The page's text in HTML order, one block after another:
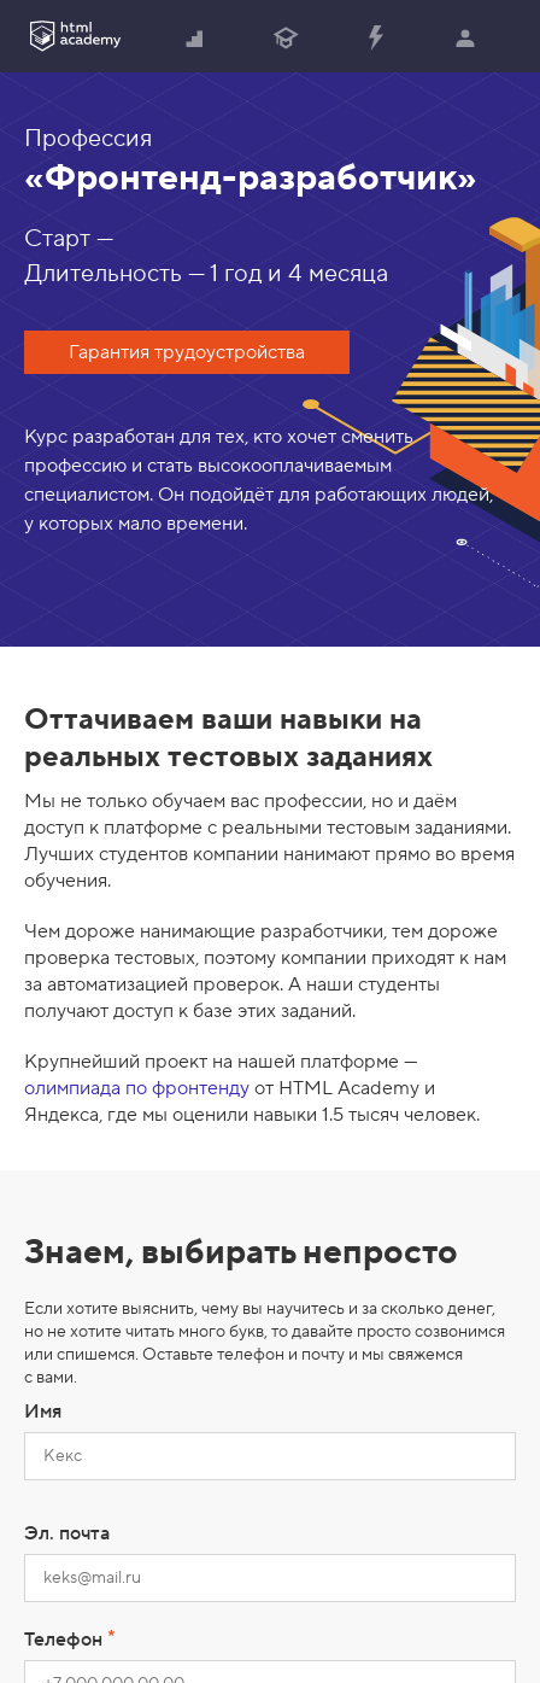
Профессия
«Фронтенд-разработчик»
Старт —
Длительность — 1 год и 4 месяца
Гарантия трудоустройства
Курс разработан для тех, кто хочет сменить
профессию и стать высокооплачиваемым
специалистом. Он подойдёт для работающих людей,
у которых мало времени.
Оттачиваем ваши навыки на
реальных тестовых заданиях
Мы не только обучаем вас профессии, но и даём
доступ к платформе с реальными тестовым заданиями.
Лучших студентов компании нанимают прямо во время
обучения.
Чем дороже нанимающие разработчики, тем дороже
проверка тестовых, поэтому компании приходят к нам
за автоматизацией проверок. А наши студенты
получают доступ к базе этих заданий.
Крупнейший проект на нашей платформе —
олимпиада по фронтенду от HTML Academy и
Яндекса, где мы оценили навыки 1.5 тысяч человек.
Знаем, выбирать непросто
Если хотите выяснить, чему вы научитесь и за сколько денег,
но не хотите читать много букв, то давайте просто созвонимся
или спишемся. Оставьте телефон и почту и мы свяжемся
с вами.
Имя
Эл. почта
Телефон *